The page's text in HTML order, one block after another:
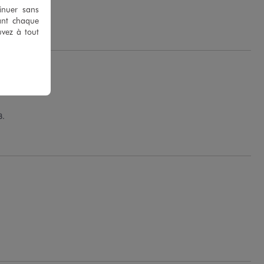
sans
chaque
à tout